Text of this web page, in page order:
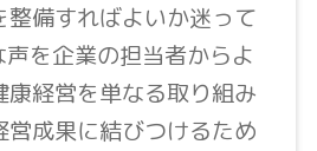
備すればよいか迷って
を企業の担当者からよ
康経営を単なる取り組み
成果に結びつけるため